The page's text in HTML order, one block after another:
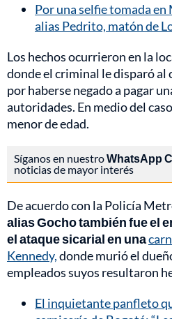
Por una selfie tomada
alias Pedrito, matón de
Los hechos ocurrieron en la
donde el criminal le disparó
por haberse negado a pagar
autoridades. En medio del
menor de edad.
Síganos en nuestroWhatsApp
noticias de mayor interés
De acuerdo con la Policía
alias Gocho también fue el
el ataque sicarial en una
Kennedy,donde murió el
empleados suyos resultaron
El inquietante panfleto